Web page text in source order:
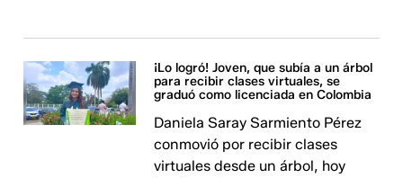
¡Lo logró! Joven, que subía a un árbol
para recibir clases virtuales, se
graduó como licenciada en Colombia
Daniela Saray Sarmiento Pérez
conmovió por recibir clases
virtuales desde un árbol, hoy